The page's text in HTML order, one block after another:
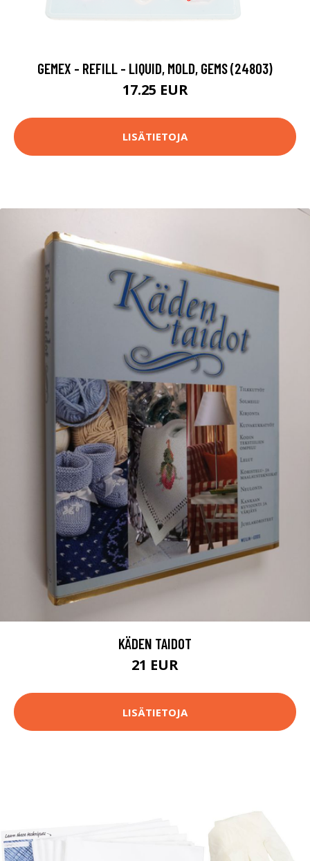
GEMEX - REFILL - LIQUID, MOLD, GEMS (24803)
17.25 EUR
LISÄTIETOJA
KÄDEN TAIDOT
21 EUR
LISÄTIETOJA